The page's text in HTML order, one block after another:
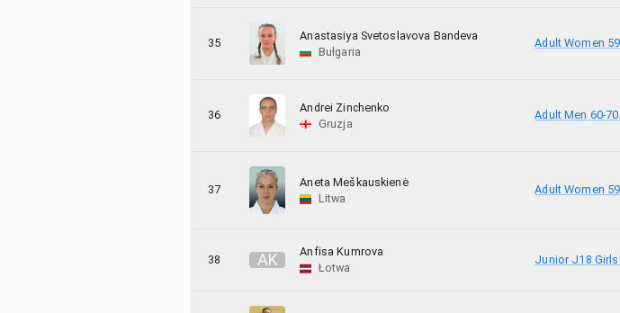
35
Anastasiya Svetoslavova Bandeva
Bułgaria
Adult Women
36
Andrei Zinchenko
Gruzja
Adult Men 60-70
37
Aneta Meškauskienė
Litwa
Adult Women
38 AK
Anfisa Kumrova
Łotwa
Junior J18 Girls